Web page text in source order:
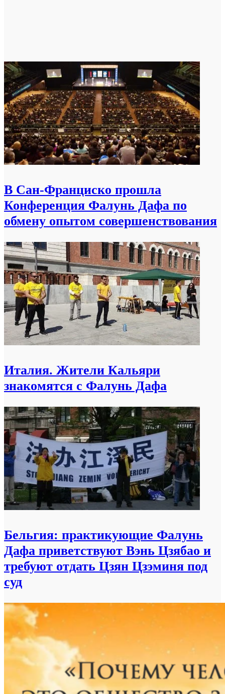
В Сан-Франциско прошла
Конференция Фалунь Дафа по
обмену опытом совершенствования
Италия. Жители Кальяри
знакомятся с Фалунь Дафа
Бельгия: практикующие Фалунь
Дафа приветствуют Вэнь Цзябао и
требуют отдать Цзян Цзэминя под
суд